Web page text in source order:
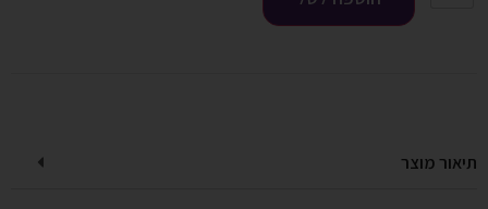
תיאור מוצר